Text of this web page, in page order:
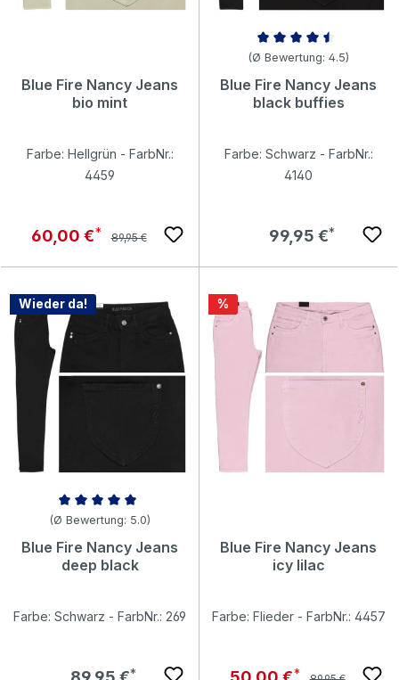
Blue Fire Nancy Jeans
bio mint
Farbe: Hellgrün - FarbNr.:
4459
Verkaufspreis:
60,00 € Regulärer Preis:
89,95 €
Durchschnittliche Bewertung
(Ø Bewertung: 4.5)
Blue Fire Nancy Jeans
black buffies
Farbe: Schwarz - FarbNr.:
4140
Regulärer Preis:
99,95 €
Wieder da!
Durchschnittliche Bewertung von 5 von 5 Sternen
(Ø Bewertung: 5.0)
Blue Fire Nancy Jeans
deep black
Farbe: Schwarz - FarbNr.: 269
Regulärer Preis:
Rabatt
%
Blue Fire Nancy Jeans
icy lilac
Farbe: Flieder - FarbNr.: 4457
Verkaufspreis:Regulärer Preis: